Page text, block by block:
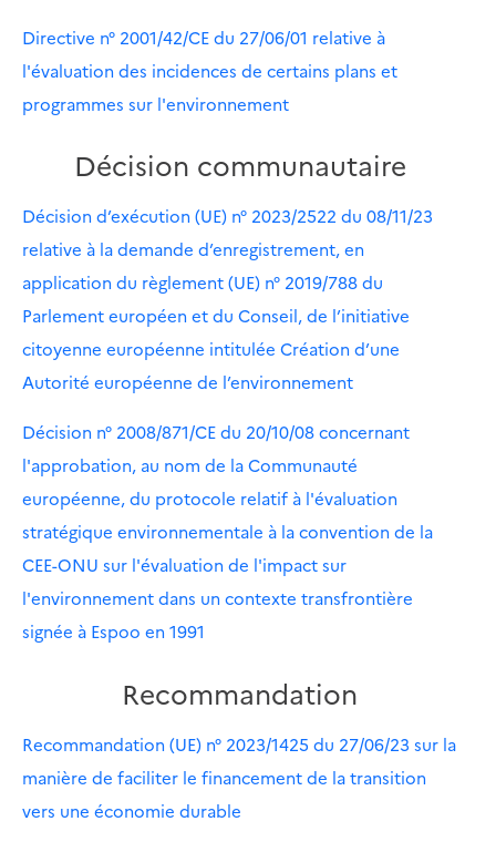
Directive n° 2001/42/CE du 27/06/01 relative à
l'évaluation des incidences de certains plans et
programmes sur l'environnement
Décision communautaire
Décision d’exécution (UE) n° 2023/2522 du 08/11/23
relative à la demande d’enregistrement, en
application du règlement (UE) n° 2019/788 du
Parlement européen et du Conseil, de l’initiative
citoyenne européenne intitulée Création d’une
Autorité européenne de l’environnement
Décision n° 2008/871/CE du 20/10/08 concernant
l'approbation, au nom de la Communauté
européenne, du protocole relatif à l'évaluation
stratégique environnementale à la convention de la
CEE-ONU sur l'évaluation de l'impact sur
l'environnement dans un contexte transfrontière
signée à Espoo en 1991
Recommandation
Recommandation (UE) n° 2023/1425 du 27/06/23 sur la
manière de faciliter le financement de la transition
vers une économie durable